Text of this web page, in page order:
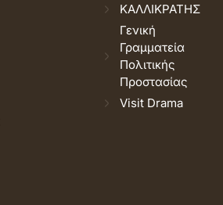
ΚΑΛΛΙΚΡΑΤΗΣ
Γενική
Γραμματεία
Πολιτικής
Προστασίας
Visit Drama